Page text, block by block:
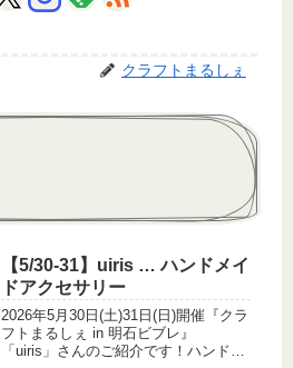
クラフトまるしぇ
【5/30-31】uiris … ハンドメイ
ドアクセサリー
2026年5月30日(土)31日(日)開催『クラ
フトまるしぇ in 明石ビブレ』
「uiris」さんのご紹介です！ハンドメ